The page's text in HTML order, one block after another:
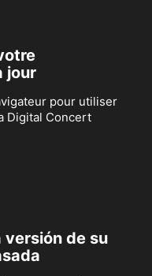
jour
pour utiliser
Digital Concert
versión de su